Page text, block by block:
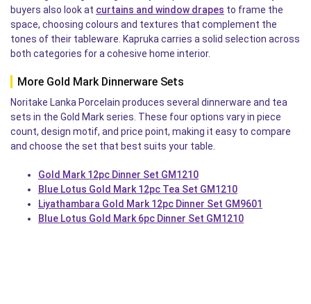
buyers also look at curtains and window drapes to frame the
space, choosing colours and textures that complement the
tones of their tableware. Kapruka carries a solid selection across
both categories for a cohesive home interior.
More Gold Mark Dinnerware Sets
Noritake Lanka Porcelain produces several dinnerware and tea
sets in the Gold Mark series. These four options vary in piece
count, design motif, and price point, making it easy to compare
and choose the set that best suits your table.
Gold Mark 12pc Dinner Set GM1210
Blue Lotus Gold Mark 12pc Tea Set GM1210
Liyathambara Gold Mark 12pc Dinner Set GM9601
Blue Lotus Gold Mark 6pc Dinner Set GM1210